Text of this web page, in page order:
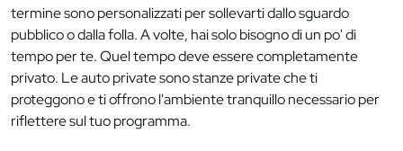
termine sono personalizzati per sollevarti dallo sguardo
pubblico o dalla folla. A volte, hai solo bisogno di un po' di
tempo per te. Quel tempo deve essere completamente
privato. Le auto private sono stanze private che ti
proteggono e ti offrono l'ambiente tranquillo necessario per
riflettere sul tuo programma.